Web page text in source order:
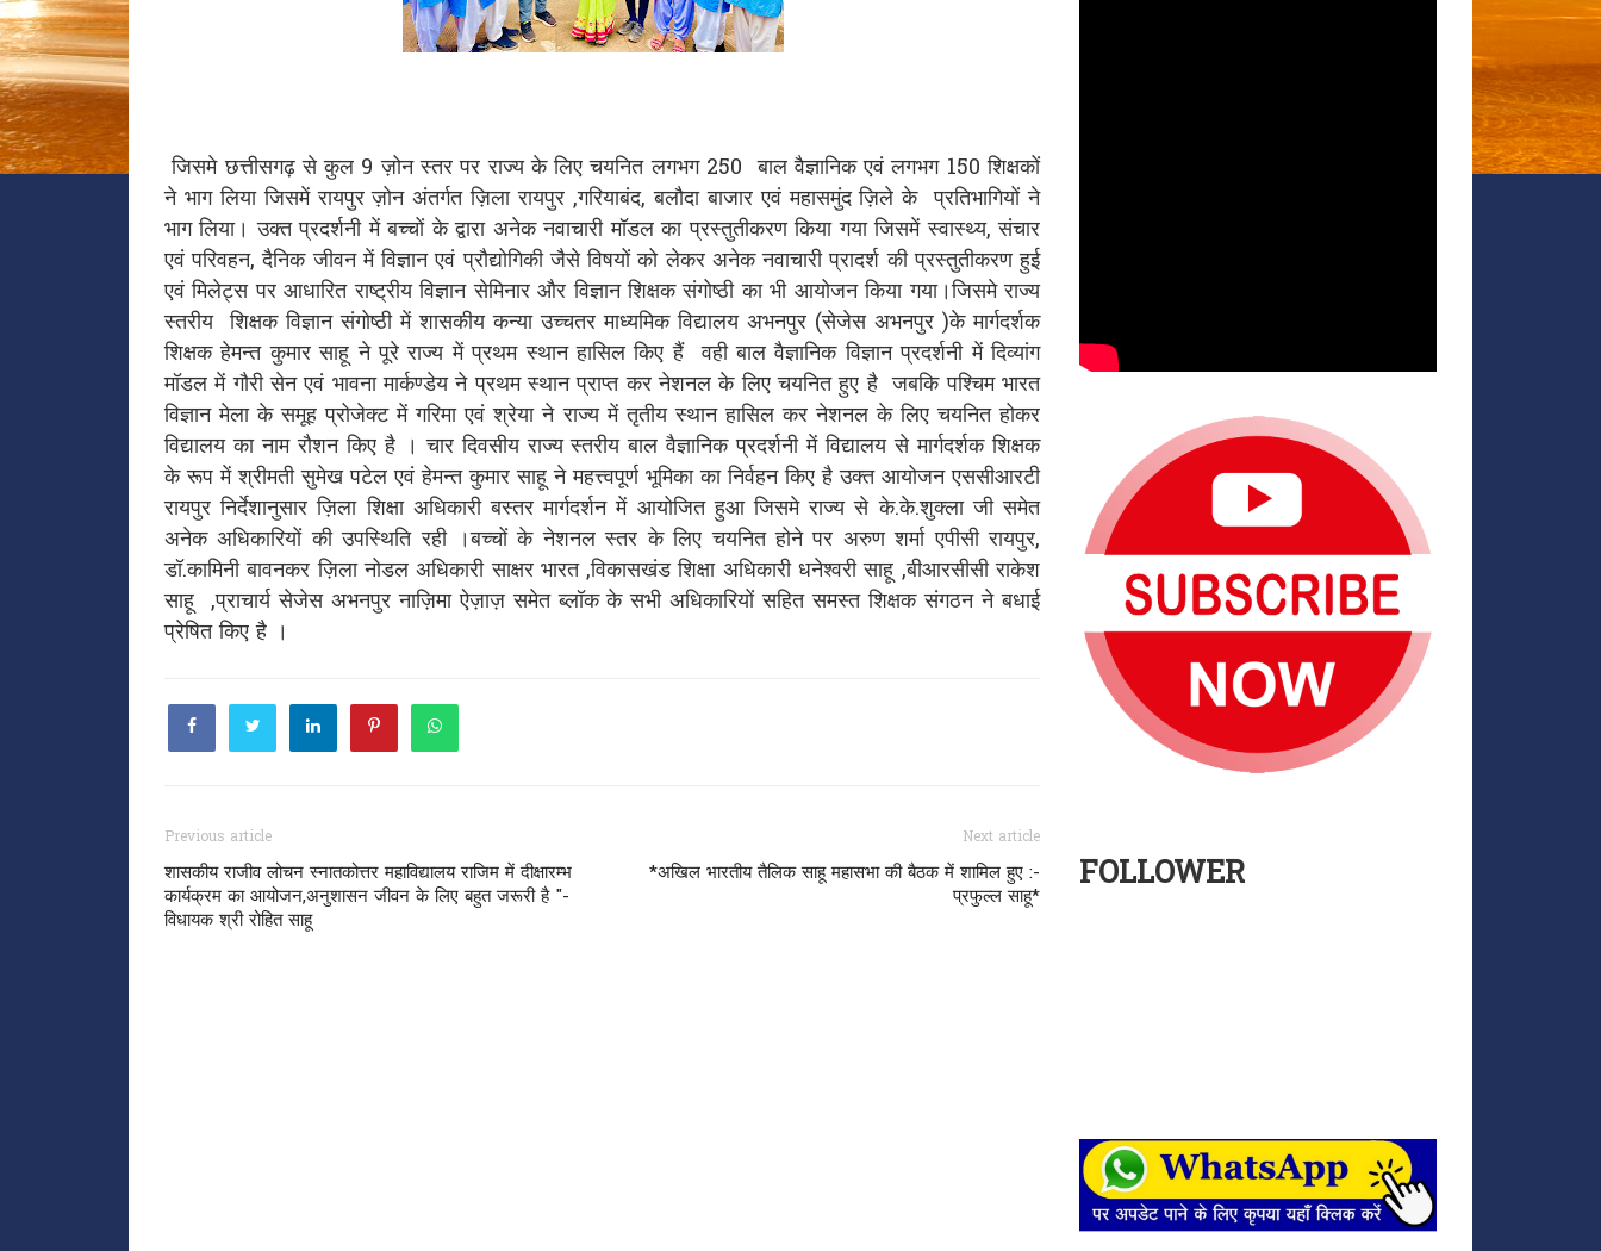
जिसमे छत्तीसगढ़ से कुल 9 ज़ोन स्तर पर राज्य के लिए चयनित लगभग 250 बाल वैज्ञानिक एवं लगभग 150 शिक्षकों
ने भाग लिया जिसमें रायपुर ज़ोन अंतर्गत ज़िला रायपुर ,गरियाबंद, बलौदा बाजार एवं महासमुंद ज़िले के प्रतिभागियों ने
भाग लिया। उक्त प्रदर्शनी में बच्चों के द्वारा अनेक नवाचारी मॉडल का प्रस्तुतीकरण किया गया जिसमें स्वास्थ्य, संचार
एवं परिवहन, दैनिक जीवन में विज्ञान एवं प्रौद्योगिकी जैसे विषयों को लेकर अनेक नवाचारी प्रादर्श की प्रस्तुतीकरण हुई
एवं मिलेट्स पर आधारित राष्ट्रीय विज्ञान सेमिनार और विज्ञान शिक्षक संगोष्ठी का भी आयोजन किया गया।जिसमे राज्य
स्तरीय शिक्षक विज्ञान संगोष्ठी में शासकीय कन्या उच्चतर माध्यमिक विद्यालय अभनपुर (सेजेस अभनपुर )के मार्गदर्शक
शिक्षक हेमन्त कुमार साहू ने पूरे राज्य में प्रथम स्थान हासिल किए हैं वही बाल वैज्ञानिक विज्ञान प्रदर्शनी में दिव्यांग
मॉडल में गौरी सेन एवं भावना मार्कण्डेय ने प्रथम स्थान प्राप्त कर नेशनल के लिए चयनित हुए है जबकि पश्चिम भारत
विज्ञान मेला के समूह प्रोजेक्ट में गरिमा एवं श्रेया ने राज्य में तृतीय स्थान हासिल कर नेशनल के लिए चयनित होकर
विद्यालय का नाम रौशन किए है । चार दिवसीय राज्य स्तरीय बाल वैज्ञानिक प्रदर्शनी में विद्यालय से मार्गदर्शक शिक्षक
के रूप में श्रीमती सुमेख पटेल एवं हेमन्त कुमार साहू ने महत्त्वपूर्ण भूमिका का निर्वहन किए है उक्त आयोजन एससीआरटी
रायपुर निर्देशानुसार ज़िला शिक्षा अधिकारी बस्तर मार्गदर्शन में आयोजित हुआ जिसमे राज्य से के.के.शुक्ला जी समेत
अनेक अधिकारियों की उपस्थिति रही ।बच्चों के नेशनल स्तर के लिए चयनित होने पर अरुण शर्मा एपीसी रायपुर,
डॉ.कामिनी बावनकर ज़िला नोडल अधिकारी साक्षर भारत ,विकासखंड शिक्षा अधिकारी धनेश्वरी साहू ,बीआरसीसी राकेश
साहू ,प्राचार्य सेजेस अभनपुर नाज़िमा ऐज़ाज़ समेत ब्लॉक के सभी अधिकारियों सहित समस्त शिक्षक संगठन ने बधाई
प्रेषित किए है ।
Previous article
शासकीय राजीव लोचन स्नातकोत्तर महाविद्यालय राजिम में दीक्षारम्भ
कार्यक्रम का आयोजन,अनुशासन जीवन के लिए बहुत जरूरी है "-
विधायक श्री रोहित साहू
Next article
*अखिल भारतीय तैलिक साहू महासभा की बैठक में शामिल हुए :-
प्रफुल्ल साहू*
FOLLOWER